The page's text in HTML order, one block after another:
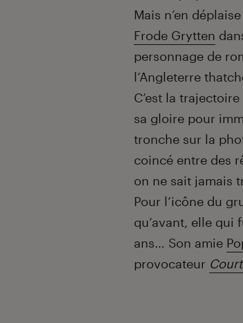
Mais n’en
Frode Grytten
personnage de
l’Angleterre
C’est la
sa gloire pour
tronche sur la
coincé entre des
on ne sait jamais
Pour l’icône du
qu’avant, elle qui
ans… Son amie
provocateur